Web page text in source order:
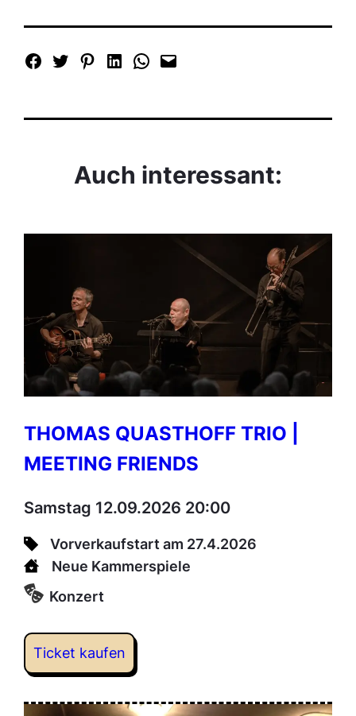
Auch interessant:
THOMAS QUASTHOFF TRIO |
MEETING FRIENDS
Samstag 12.09.2026 20:00
Vorverkaufstart am 27.4.2026
Neue Kammerspiele
Konzert
Ticket kaufen